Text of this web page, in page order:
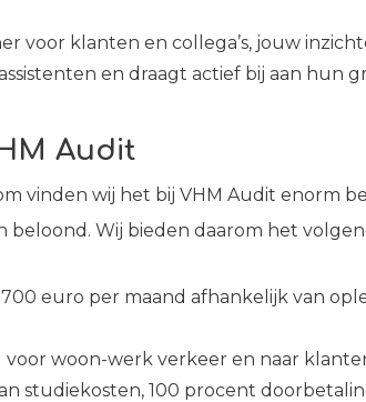
voor klanten en collega’s, jouw
en draagt actief bij aan hun
Audit
vinden wij het bij VHM Audit enorm
Wij bieden daarom het
euro per maand afhankelijk van
woon-werk verkeer en naar
studiekosten, 100 procent